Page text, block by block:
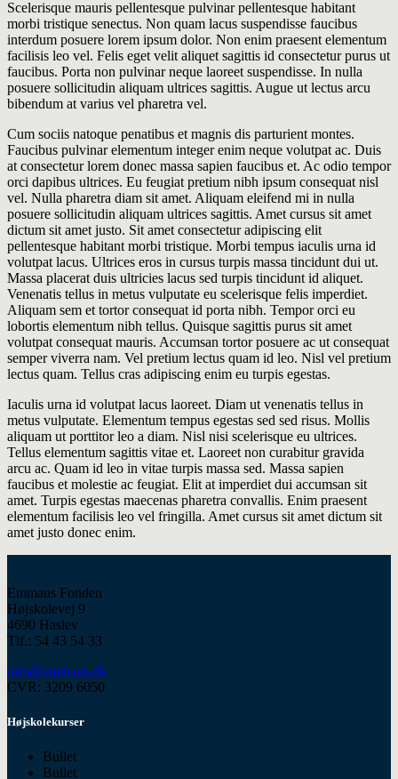
Scelerisque mauris pellentesque pulvinar pellentesque habitant
morbi tristique senectus. Non quam lacus suspendisse faucibus
interdum posuere lorem ipsum dolor. Non enim praesent elementum
facilisis leo vel. Felis eget velit aliquet sagittis id consectetur purus ut
faucibus. Porta non pulvinar neque laoreet suspendisse. In nulla
posuere sollicitudin aliquam ultrices sagittis. Augue ut lectus arcu
bibendum at varius vel pharetra vel.
Cum sociis natoque penatibus et magnis dis parturient montes.
Faucibus pulvinar elementum integer enim neque volutpat ac. Duis
at consectetur lorem donec massa sapien faucibus et. Ac odio tempor
orci dapibus ultrices. Eu feugiat pretium nibh ipsum consequat nisl
vel. Nulla pharetra diam sit amet. Aliquam eleifend mi in nulla
posuere sollicitudin aliquam ultrices sagittis. Amet cursus sit amet
dictum sit amet justo. Sit amet consectetur adipiscing elit
pellentesque habitant morbi tristique. Morbi tempus iaculis urna id
volutpat lacus. Ultrices eros in cursus turpis massa tincidunt dui ut.
Massa placerat duis ultricies lacus sed turpis tincidunt id aliquet.
Venenatis tellus in metus vulputate eu scelerisque felis imperdiet.
Aliquam sem et tortor consequat id porta nibh. Tempor orci eu
lobortis elementum nibh tellus. Quisque sagittis purus sit amet
volutpat consequat mauris. Accumsan tortor posuere ac ut consequat
semper viverra nam. Vel pretium lectus quam id leo. Nisl vel pretium
lectus quam. Tellus cras adipiscing enim eu turpis egestas.
Iaculis urna id volutpat lacus laoreet. Diam ut venenatis tellus in
metus vulputate. Elementum tempus egestas sed sed risus. Mollis
aliquam ut porttitor leo a diam. Nisl nisi scelerisque eu ultrices.
Tellus elementum sagittis vitae et. Laoreet non curabitur gravida
arcu ac. Quam id leo in vitae turpis massa sed. Massa sapien
faucibus et molestie ac feugiat. Elit at imperdiet dui accumsan sit
amet. Turpis egestas maecenas pharetra convallis. Enim praesent
elementum facilisis leo vel fringilla. Amet cursus sit amet dictum sit
amet justo donec enim.
Emmaus Fonden
Højskolevej 9
4690 Haslev
Tlf.: 54 43 54 33
info@emmaus.dk
CVR: 3209 6050
Højskolekurser
Bullet
Bullet